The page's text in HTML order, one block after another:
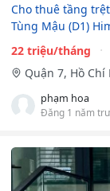
Cho thuê tầng
Tùng Mậu (D1)
22 triệu/tháng
Quận 7, Hồ Chí
phạm hoa
Đăng 1 năm